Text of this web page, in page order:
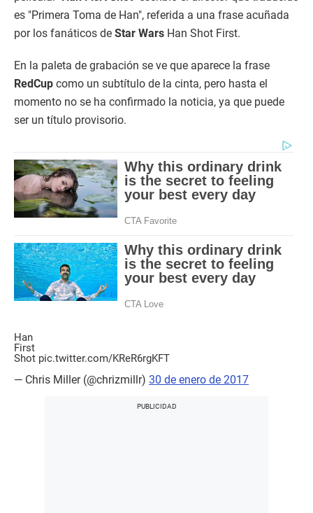
es "Primera Toma de Han", referida a una frase acuñada
por los fanáticos de Star Wars Han Shot First.
En la paleta de grabación se ve que aparece la frase
RedCup como un subtítulo de la cinta, pero hasta el
momento no se ha confirmado la noticia, ya que puede
ser un título provisorio.
Han
First
Shot pic.twitter.com/KReR6rgKFT
— Chris Miller (@chrizmillr) 30 de enero de 2017